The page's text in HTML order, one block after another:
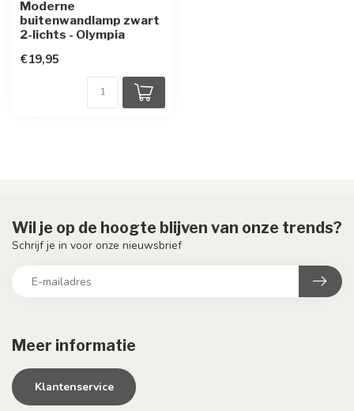
Moderne
buitenwandlamp zwart
2-lichts - Olympia
€19,95
Meer informatie
Klantenservice
Wil je op de hoogte blijven van onze trends?
Schrijf je in voor onze nieuwsbrief